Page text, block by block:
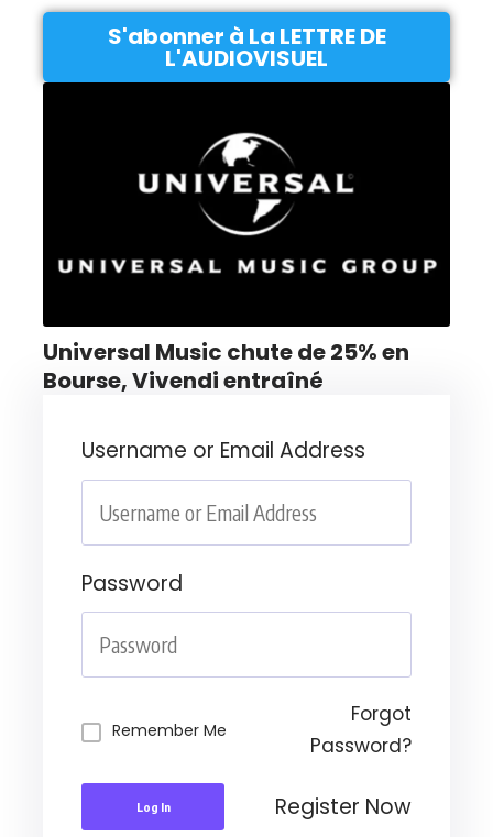
S'abonner à La LETTRE DE
L'AUDIOVISUEL
Universal Music chute de 25% en
Bourse, Vivendi entraîné
Username or Email Address
Password
Remember Me
Forgot
Password?
Log In Register Now